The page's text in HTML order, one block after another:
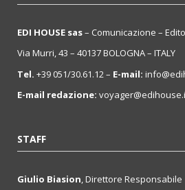
EDI HOUSE sas– Comunicazione –
Via Murri, 43 – 40137 BOLOGNA – ITALY
Tel. +39 051/30.61.12 – E-mail:
E-mail redazione:
STAFF
Giulio Biasion, Direttore Responsabile